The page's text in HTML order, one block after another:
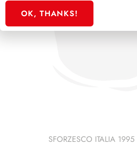
SFORZESCO ITALIA
OK, THANKS!